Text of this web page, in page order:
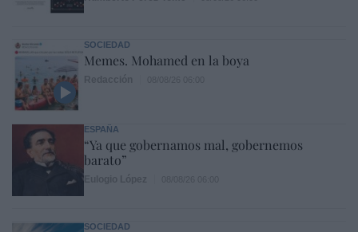
SOCIEDAD
Memes. Mohamed en la boya
ESPAÑA
“Ya que gobernamos mal, gobernemos
barato”
SOCIEDAD